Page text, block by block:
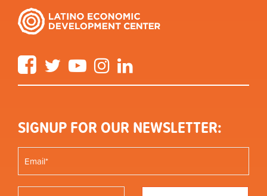
FacebookTwitter YouTube Instagram
SIGNUP FOR OUR NEWSLETTER: